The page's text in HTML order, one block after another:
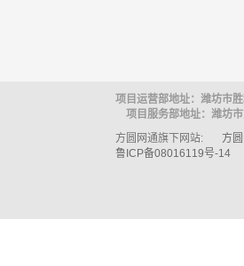
项目运营部地址：潍坊市
项目服务部地址：潍坊
方圆网通旗下网站:
方
鲁ICP备08016119号-14